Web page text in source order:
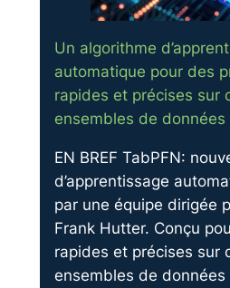
Un algorithme
automatique pour des
rapides et précises sur
ensembles de
EN BREF TabPFN:
d’apprentissage
par une équipe dirigée
Frank Hutter. Conçu
rapides et précises sur
ensembles de données